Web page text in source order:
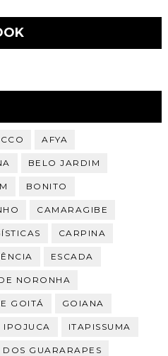
AFYA
BELO JARDIM
BONITO
CAMARAGIBE
CARPINA
ESCADA
NORONHA
GOITÁ GOIANA
IPOJUCA ITAPISSUMA
GUARARAPES